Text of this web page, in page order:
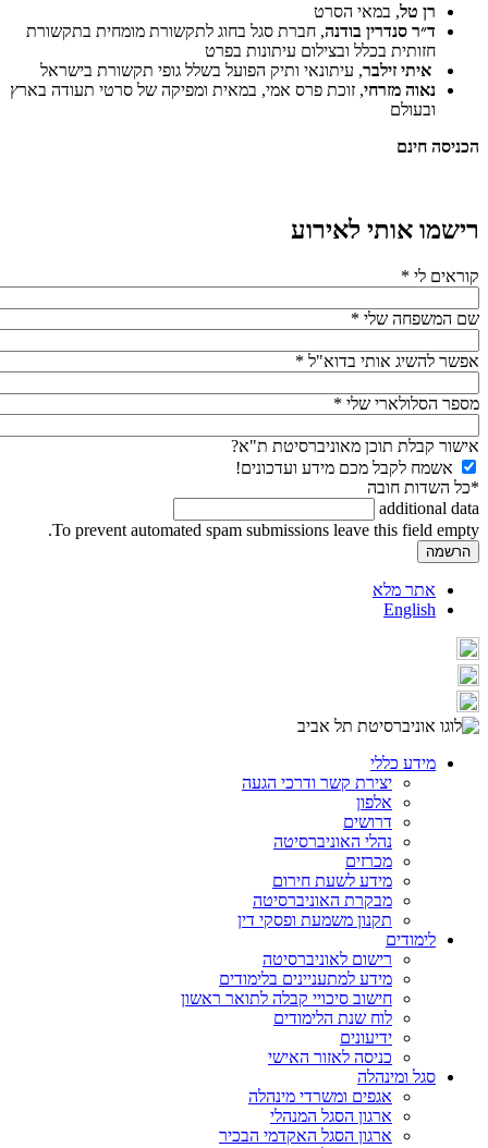
רן טל, במאי הסרט
ד״ר סנדרין בודנה, חברת סגל בחוג לתקשורת מומחית בתקשורת
חזותית בכלל ובצילום עיתונות בפרט
איתי זילבר, עיתונאי ותיק הפועל בשלל גופי תקשורת בישראל
נאוה מזרחי, זוכת פרס אמי, במאית ומפיקה של סרטי תעודה בארץ
ובעולם
הכניסה חינם
רישמו אותי לאירוע
קוראים לי *
שם המשפחה שלי *
אפשר להשיג אותי בדוא"ל *
מספר הסלולארי שלי *
אישור קבלת תוכן מאוניברסיטת ת"א?
אשמח לקבל מכם מידע ועדכונים!
*כל השדות חובה
additional data
To prevent automated spam submissions leave this field empty.
אתר מלא
English
מידע כללי
יצירת קשר ודרכי הגעה
אלפון
דרושים
נהלי האוניברסיטה
מכרזים
מידע לשעת חירום
מבקרת האוניברסיטה
תקנון משמעת ופסקי דין
לימודים
רישום לאוניברסיטה
מידע למתעניינים בלימודים
חישוב סיכויי קבלה לתואר ראשון
לוח שנת הלימודים
ידיעונים
כניסה לאזור האישי
סגל ומינהלה
אגפים ומשרדי מינהלה
ארגון הסגל המנהלי
ארגון הסגל האקדמי הבכיר